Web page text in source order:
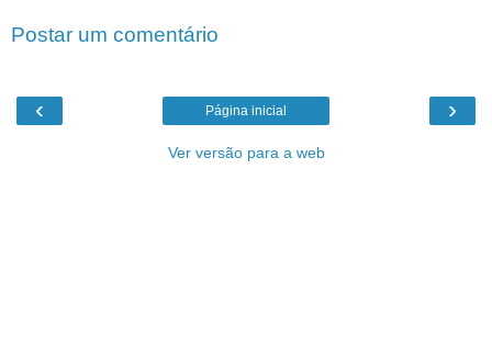
Postar um comentário
‹ ›
Página inicial
Ver versão para a web